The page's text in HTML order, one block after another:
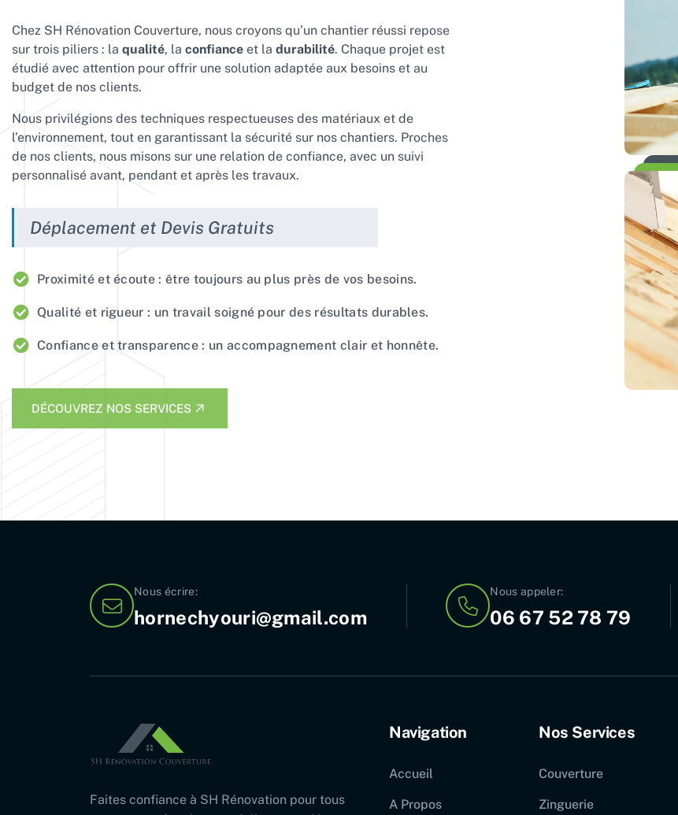
Chez SH Rénovation Couverture, nous croyons qu’un chantier réussi repose
sur trois piliers : la qualité, la confiance et la durabilité. Chaque projet est
étudié avec attention pour offrir une solution adaptée aux besoins et au
budget de nos clients.
Nous privilégions des techniques respectueuses des matériaux et de
l’environnement, tout en garantissant la sécurité sur nos chantiers. Proches
de nos clients, nous misons sur une relation de confiance, avec un suivi
personnalisé avant, pendant et après les travaux.
Déplacement et Devis Gratuits
Proximité et écoute : être toujours au plus près de vos besoins.
Qualité et rigueur : un travail soigné pour des résultats durables.
Confiance et transparence : un accompagnement clair et honnête.
DÉCOUVREZ NOS SERVICES
Nous écrire:
hornechyouri@gmail.com
Nous appeler:
06 67 52 78 79
Faites confiance à SH Rénovation pour tous
Navigation
Accueil
A Propos
Nos Services
Couverture
Zinguerie